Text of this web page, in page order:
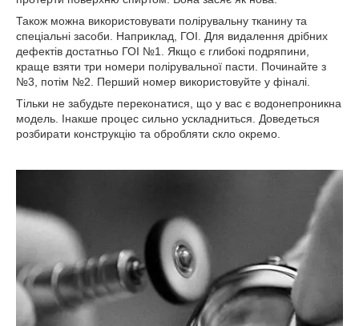
Також можна використовувати полірувальну тканину та
спеціальні засоби. Наприклад, ГОІ. Для видалення дрібних
дефектів достатньо ГОІ №1. Якщо є глибокі подряпини,
краще взяти три номери полірувальної пасти. Починайте з
№3, потім №2. Перший номер використовуйте у фіналі.
Тільки не забудьте переконатися, що у вас є водонепроникна
модель. Інакше процес сильно ускладниться. Доведеться
розбирати конструкцію та обробляти скло окремо.